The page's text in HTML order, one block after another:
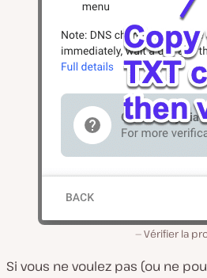
Vérifier la
Si vous ne voulez pas (ou ne